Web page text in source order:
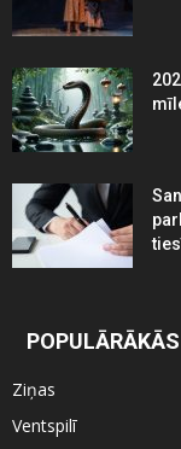
Ziņas
Ventspilī